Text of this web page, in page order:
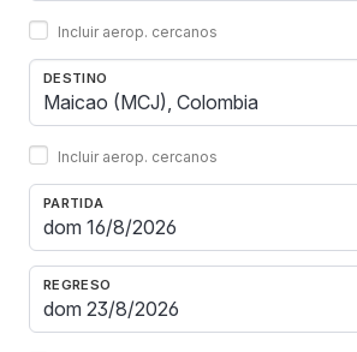
Incluir aerop. cercanos
DESTINO
Incluir aerop. cercanos
PARTIDA
REGRESO